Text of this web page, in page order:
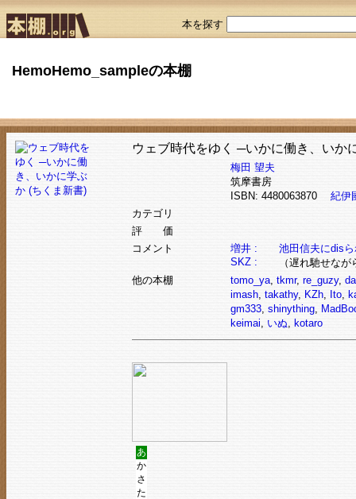
本を探す
HemoHemo_sampleの本棚
ウェブ時代をゆく ─いかに働き、いか
梅田 望夫
筑摩書房
ISBN: 4480063870 紀伊
カテゴリ
評 価
コメント
増井 :
池田信夫にdis
SKZ :
（遅れ馳せな
他の本棚
tomo_ya, tkmr, re_guzy,
imash, takathy, KZh, Ito,
gm333, shinything,
keimai, いぬ, kotaro
あ
か
さ
た